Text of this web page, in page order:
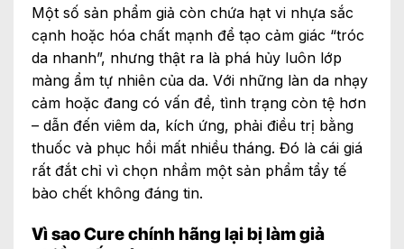
Một số sản phẩm giả còn chứa hạt vi nhựa sắc
cạnh hoặc hóa chất mạnh để tạo cảm giác “tróc
da nhanh”, nhưng thật ra là phá hủy luôn lớp
màng ẩm tự nhiên của da. Với những làn da nhạy
cảm hoặc đang có vấn đề, tình trạng còn tệ hơn
– dẫn đến viêm da, kích ứng, phải điều trị bằng
thuốc và phục hồi mất nhiều tháng. Đó là cái giá
rất đắt chỉ vì chọn nhầm một sản phẩm tẩy tế
bào chết không đáng tin.
Vì sao Cure chính hãng lại bị làm giả